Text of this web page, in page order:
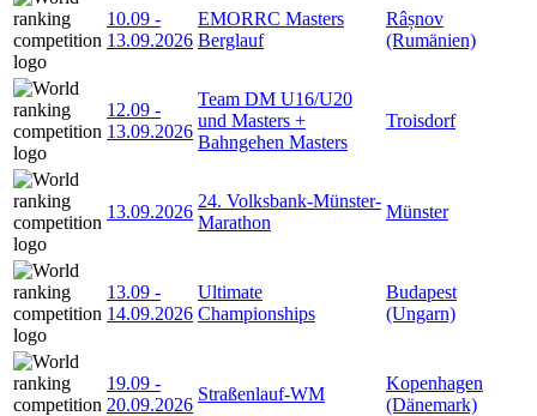
10.09 -
13.09.2026
EMORRC Masters
Berglauf
Râșnov
(Rumänien)
12.09 -
13.09.2026
Team DM U16/U20
und Masters +
Bahngehen Masters
Troisdorf
13.09.2026
24. Volksbank-Münster-
Marathon
Münster
13.09 -
14.09.2026
Ultimate
Championships
Budapest
(Ungarn)
19.09 -
20.09.2026
Straßenlauf-WM
Kopenhagen
(Dänemark)